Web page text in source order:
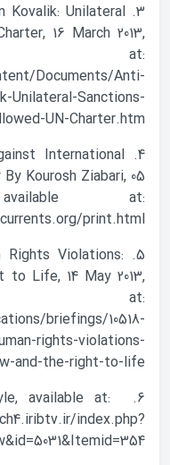
Kovalik: Unilateral
16 March 2013,
at:
Documents/Anti-
Unilateral-Sanctions-
UN-Charter.htm.
International
By Kourosh Ziabari, 05
at:
print.html.
Rights Violations:
to Life, 14 May 2013,
at:
briefings/10518-
rights-violations-
and-the-right-to-life.
available at:
ch4.iribtv.ir/index.php?